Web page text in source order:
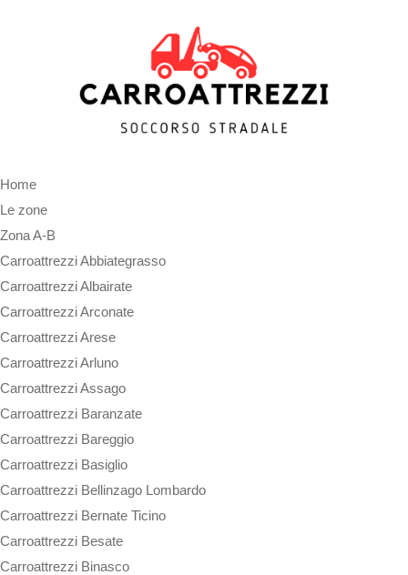
Home
Le zone
Zona A-B
Carroattrezzi Abbiategrasso
Carroattrezzi Albairate
Carroattrezzi Arconate
Carroattrezzi Arese
Carroattrezzi Arluno
Carroattrezzi Assago
Carroattrezzi Baranzate
Carroattrezzi Bareggio
Carroattrezzi Basiglio
Carroattrezzi Bellinzago Lombardo
Carroattrezzi Bernate Ticino
Carroattrezzi Besate
Carroattrezzi Binasco